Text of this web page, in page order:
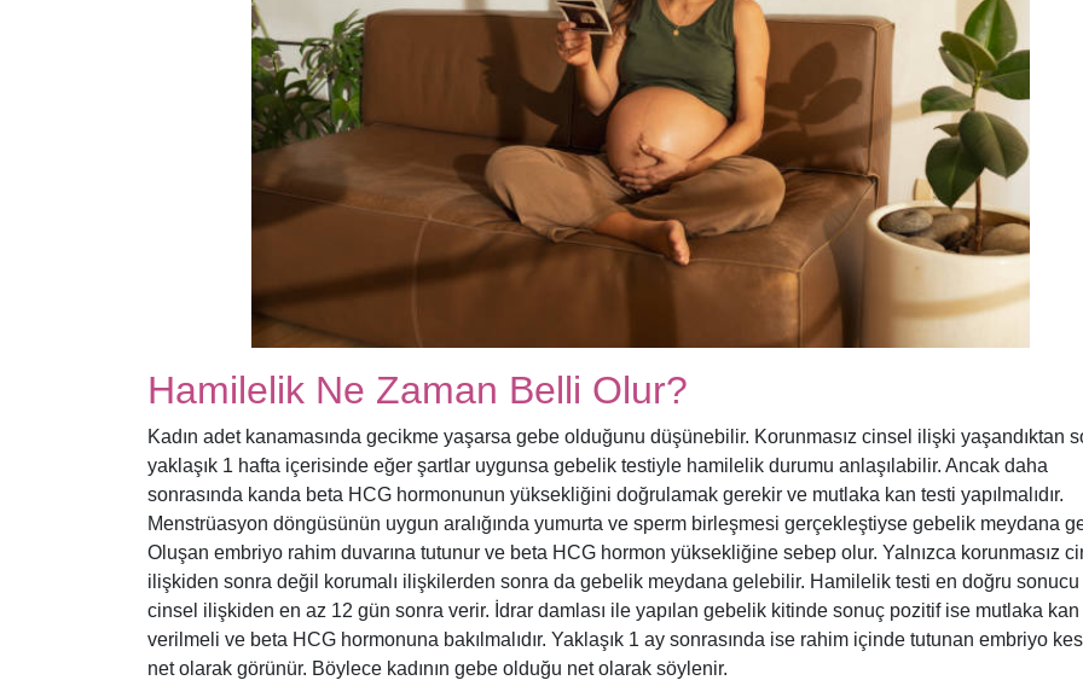
Hamilelik Ne Zaman Belli Olur?
Kadın adet kanamasında gecikme yaşarsa gebe olduğunu düşünebilir. Korunmasız cinsel ilişki yaşandıktan
yaklaşık 1 hafta içerisinde eğer şartlar uygunsa gebelik testiyle hamilelik durumu anlaşılabilir. Ancak daha
sonrasında kanda beta HCG hormonunun yüksekliğini doğrulamak gerekir ve mutlaka kan testi yapılmalıdır.
Menstrüasyon döngüsünün uygun aralığında yumurta ve sperm birleşmesi gerçekleştiyse gebelik meydana
Oluşan embriyo rahim duvarına tutunur ve beta HCG hormon yüksekliğine sebep olur. Yalnızca korunmasız
ilişkiden sonra değil korumalı ilişkilerden sonra da gebelik meydana gelebilir. Hamilelik testi en doğru sonucu
cinsel ilişkiden en az 12 gün sonra verir. İdrar damlası ile yapılan gebelik kitinde sonuç pozitif ise mutlaka kan
verilmeli ve beta HCG hormonuna bakılmalıdır. Yaklaşık 1 ay sonrasında ise rahim içinde tutunan embriyo
net olarak görünür. Böylece kadının gebe olduğu net olarak söylenir.